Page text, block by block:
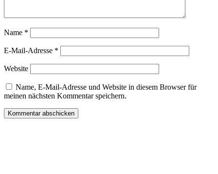
Name *
E-Mail-Adresse *
Website
Name, E-Mail-Adresse und Website in diesem Browser für
meinen nächsten Kommentar speichern.